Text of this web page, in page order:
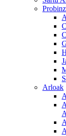
Arloak